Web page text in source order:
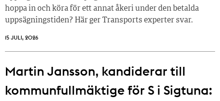
hoppa in och köra för ett annat åkeri under den betalda
uppsägningstiden? Här ger Transports experter svar.
15 JULI, 2026
Martin Jansson, kandiderar till
kommunfullmäktige för S i Sigtuna: